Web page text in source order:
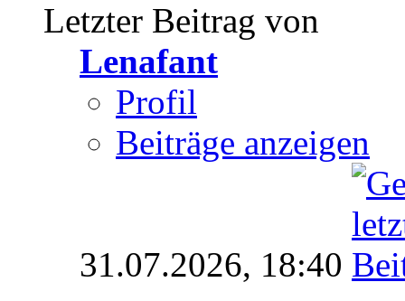
Letzter Beitrag von
Lenafant
Profil
Beiträge anzeigen
31.07.2026, 18:40